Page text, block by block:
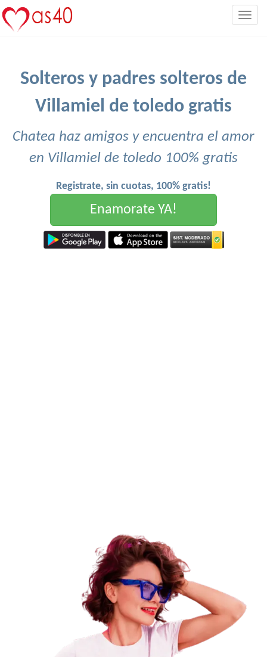
Solteros y padres solteros de
Villamiel de toledo gratis
Chatea haz amigos y encuentra el amor
en Villamiel de toledo 100% gratis
Registrate, sin cuotas, 100% gratis!
Enamorate YA!